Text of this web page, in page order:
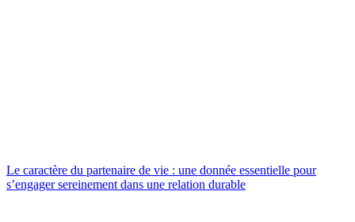
Le caractère du partenaire de vie : une donnée essentielle pour
s’engager sereinement dans une relation durable